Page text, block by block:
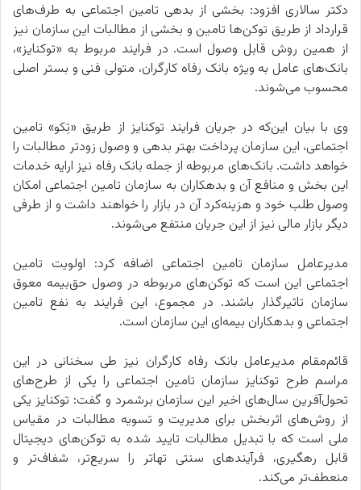
دکتر سالاری افزود: بخشی از بدهی تامین اجتماعی به طرف‌های
قرارداد از طریق توکن‌ها تامین و بخشی از مطالبات این سازمان نیز
از همین روش قابل وصول است. در فرایند مربوط به «توکنایز»،
بانک‌های عامل به ویژه بانک رفاه کارگران، متولی فنی و بستر اصلی
محسوب می‌شوند.
وی با بیان این‌که در جریان فرایند توکنایز از طریق «تِکو» تامین
اجتماعی، این سازمان پرداخت بهتر بدهی و وصول زودتر مطالبات را
خواهد داشت. بانک‌های مربوطه از جمله بانک رفاه نیز ارایه خدمات
این بخش و منافع آن و بدهکاران به سازمان تامین اجتماعی امکان
وصول طلب خود و هزینه‌کرد آن در بازار را خواهند داشت و از طرفی
دیگر بازار مالی نیز از این جریان منتفع می‌شوند.
مدیرعامل سازمان تامین اجتماعی اضافه کرد: اولویت تامین
اجتماعی این است که توکن‌های مربوطه در وصول حق‌بیمه معوق
سازمان تاثیرگذار باشند. در مجموع، این فرایند به نفع تامین
اجتماعی و بدهکاران بیمه‌ای این سازمان است.
قائم‌مقام مدیرعامل بانک رفاه کارگران نیز طی سخنانی در این
مراسم طرح توکنایز سازمان تامین اجتماعی را یکی از طرح‌های
تحول‌آفرین سال‌های اخیر این سازمان برشمرد و گفت: توکنایز یکی
از روش‌های اثربخش برای مدیریت و تسویه مطالبات در مقیاس
ملی است که با تبدیل مطالبات تایید شده به توکن‌های دیجیتال
قابل رهگیری، فرآیندهای سنتی تهاتر را سریع‌تر، شفاف‌تر و
منعطف‌تر می‌کند.